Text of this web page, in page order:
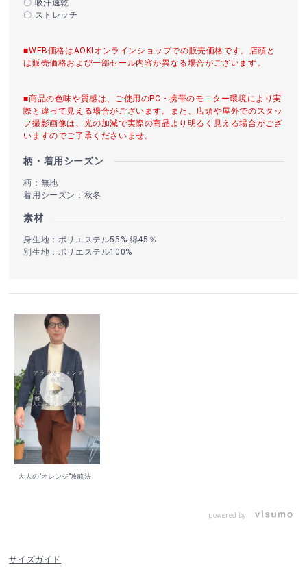
〇 吸汗速乾
〇 ストレッチ
■WEB価格はAOKIオンラインショップでの販売価格です。店頭と
は販売価格および一部セール内容が異なる場合がございます。
■商品の色味や質感は、ご使用のPC・携帯のモニター環境により実
際と違って見える場合がございます。また、店頭や屋外でのスタッ
フ撮影画像は、光の加減で実際の商品より明るく見える場合がござ
いますのでご了承くださいませ。
柄・着用シーズン
柄：無地
着用シーズン：秋冬
素材
身生地：ポリエステル55% 綿45％
別生地：ポリエステル100%
大人の”オレンジ”攻略法
powered by
サイズガイド